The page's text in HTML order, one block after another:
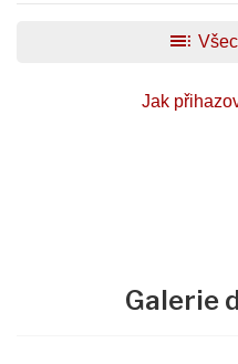
toc
Jak
Galerie